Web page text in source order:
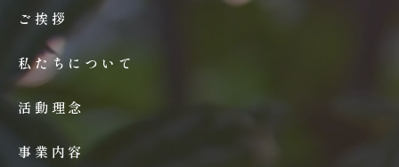
ご挨拶
私たちについて
活動理念
事業内容